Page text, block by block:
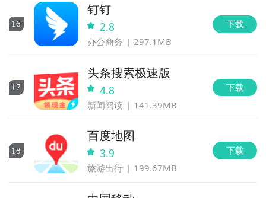
16
钉钉
2.8
办公商务 297.1MB
下载
17
头条搜索极速版
4.8
新闻阅读 141.39MB
下载
18
百度地图
3.9
旅游出行 199.67MB
下载